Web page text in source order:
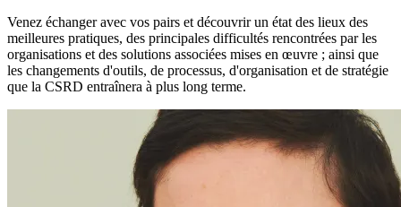
Venez échanger avec vos pairs et découvrir un état des lieux des
meilleures pratiques, des principales difficultés rencontrées par les
organisations et des solutions associées mises en œuvre ; ainsi que
les changements d'outils, de processus, d'organisation et de stratégie
que la CSRD entraînera à plus long terme.